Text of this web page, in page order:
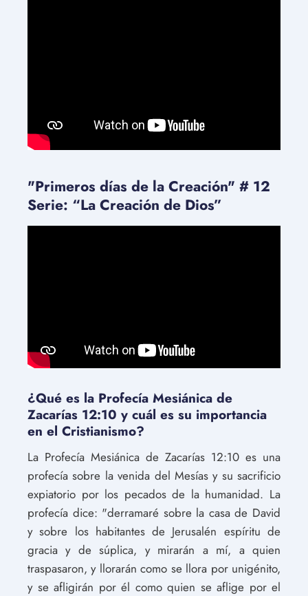
"Primeros días de la Creación" # 12
Serie: “La Creación de Dios”
¿Qué es la Profecía Mesiánica de
Zacarías 12:10 y cuál es su importancia
en el Cristianismo?
La Profecía Mesiánica de Zacarías 12:10 es una
profecía sobre la venida del Mesías y su sacrificio
expiatorio por los pecados de la humanidad. La
profecía dice: "derramaré sobre la casa de David
y sobre los habitantes de Jerusalén espíritu de
gracia y de súplica, y mirarán a mí, a quien
traspasaron, y llorarán como se llora por unigénito,
y se afligirán por él como quien se aflige por el